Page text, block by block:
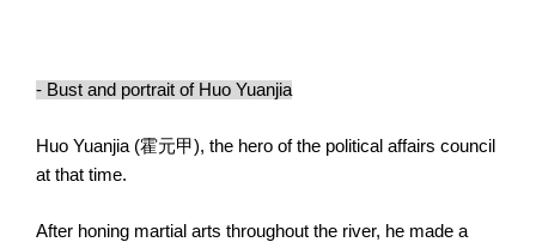
- Bust and portrait of Huo Yuanjia
Huo Yuanjia (霍元甲), the hero of the political affairs council
at that time.
After honing martial arts throughout the river, he made a